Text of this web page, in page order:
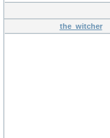
the_witcher